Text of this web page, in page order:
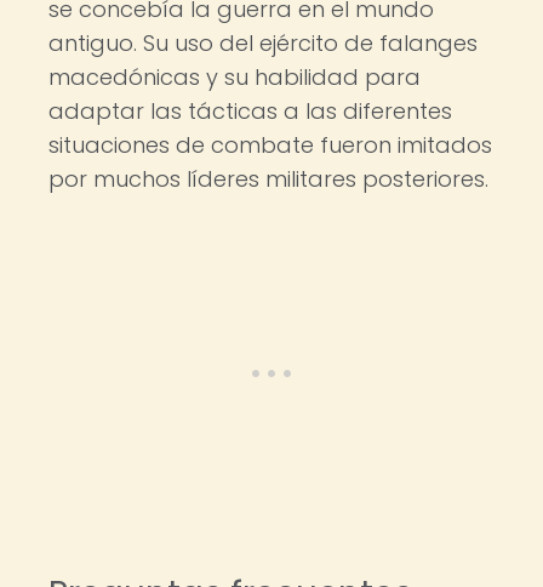
se concebía la guerra en el mundo
antiguo. Su uso del ejército de falanges
macedónicas y su habilidad para
adaptar las tácticas a las diferentes
situaciones de combate fueron imitados
por muchos líderes militares posteriores.